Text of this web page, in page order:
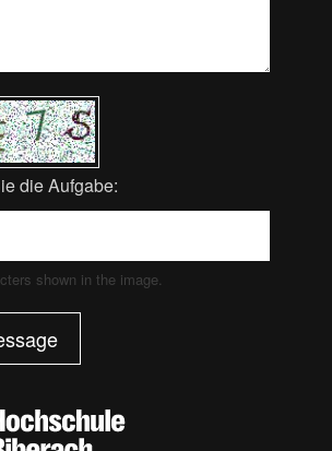
die Aufgabe:
shown in the image.